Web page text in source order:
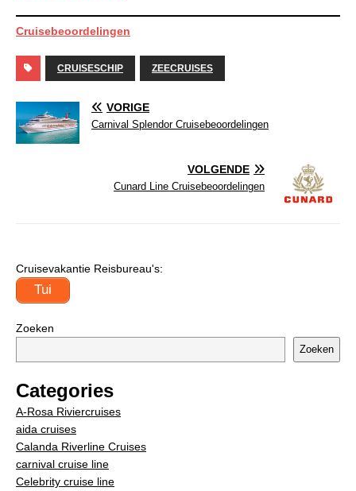
Cruisebeoordelingen
CRUISESCHIP ZEECRUISES
VORIGE
Carnival Splendor Cruisebeoordelingen
VOLGENDE
Cunard Line Cruisebeoordelingen
Cruisevakantie Reisbureau's:
Tui
Zoeken
Zoeken
Categories
A-Rosa Riviercruises
aida cruises
Calanda Riverline Cruises
carnival cruise line
Celebrity cruise line